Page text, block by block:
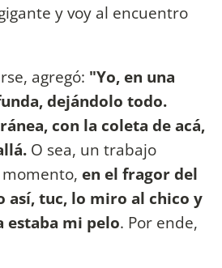
y voy al encuentro
agregó: "Yo, en una
dejándolo todo.
con la coleta de acá,
O sea, un trabajo
en el fragor del
así, tuc, lo miro al chico y
estaba mi pelo. Por ende,